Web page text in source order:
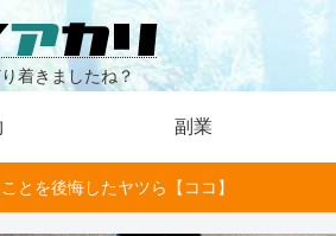
着きましたね？
副業
とを後悔したヤツら【ココ】